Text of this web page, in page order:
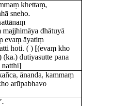
khettaṃ,
sneho.
majjhimāya dhātuyā
evaṃ āyatiṃ
hoti. ( ) [(evaṃ kho
dutiyasutte pana
natthi]
ānanda, kammaṃ
arūpabhavo